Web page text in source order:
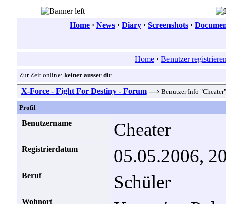
Home · News · Diary · Screenshots ·
Home · Benutzer
Zur Zeit online: keiner ausser dir
X-Force - Fight For Destiny - Forum —› Benutzer Info "Cheater"
Profil
Benutzername Cheater
Registrierdatum 05.05.2006,
Beruf Schüler
Wohnort